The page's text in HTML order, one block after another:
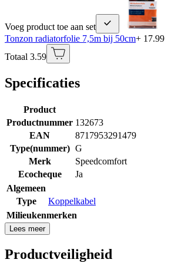
Voeg product toe aan set
Tonzon radiatorfolie 7,5m bij 50cm+ 17.99
Totaal 3.59
Specificaties
Product
Productnummer 132673
EAN
8717953291479
Type(nummer) G
Merk
Speedcomfort
Ecocheque
Ja
Algemeen
Type
Koppelkabel
Milieukenmerken
Lees meer
Productveiligheid